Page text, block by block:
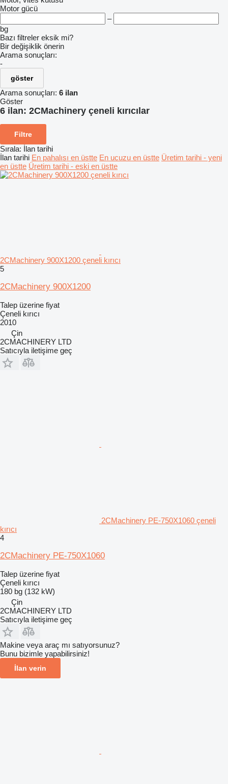
Motor gücü
–
bg
Bazı filtreler eksik mi?
Bir değişiklik önerin
Arama sonuçları:
-
göster
Arama sonuçları: 6 ilan
Göster
6 ilan: 2CMachinery çeneli kırıcılar
Filtre
Sırala: İlan tarihi
İlan tarihi En pahalısı en üstte En ucuzu en üstte Üretim tarihi - yeni
en üstte Üretim tarihi - eski en üstte
2CMachinery 900X1200 çeneli kırıcı
5
2CMachinery 900X1200
Talep üzerine fiyat
Çeneli kırıcı
2010
Çin
2CMACHINERY LTD
Satıcıyla iletişime geç
2CMachinery PE-750X1060 çeneli
kırıcı
4
2CMachinery PE-750X1060
Talep üzerine fiyat
Çeneli kırıcı
180 bg (132 kW)
Çin
2CMACHINERY LTD
Satıcıyla iletişime geç
Makine veya araç mı satıyorsunuz?
Bunu bizimle yapabilirsiniz!
İlan verin